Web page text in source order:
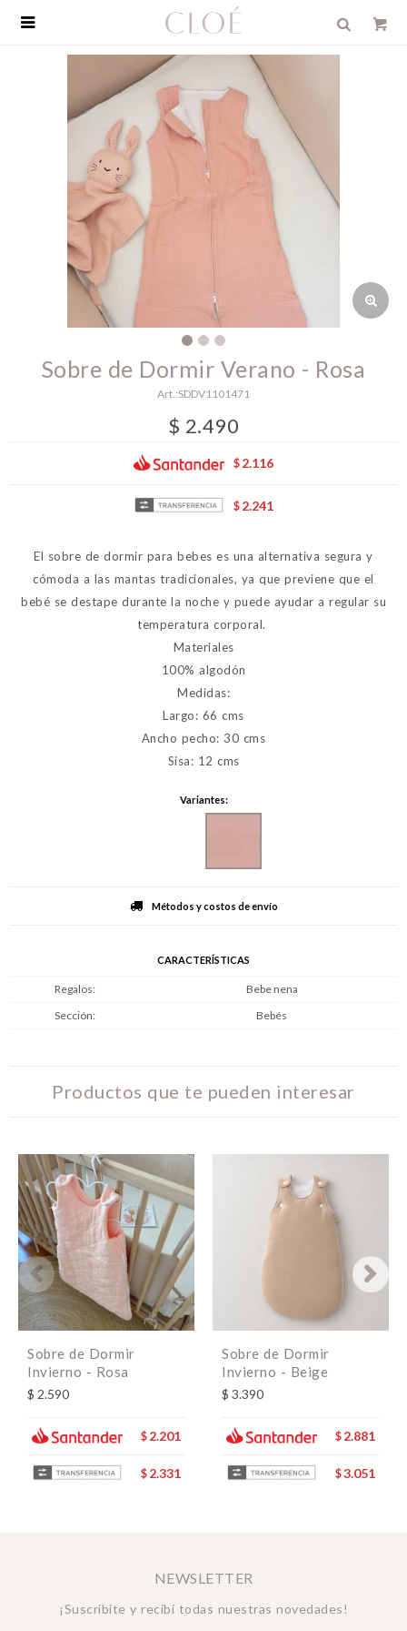

Sobre de Dormir Verano - Rosa
SDDV1101471
$ 2.490
$ 2.116
$ 2.241
El sobre de dormir para bebes es una alternativa segura y
cómoda a las mantas tradicionales, ya que previene que el
bebé se destape durante la noche y puede ayudar a regular su
temperatura corporal.
Materiales
100% algodón
Medidas:
Largo: 66 cms
Ancho pecho: 30 cms
Sisa: 12 cms
Variantes:
Métodos y costos de envío
CARACTERÍSTICAS
Regalos
Bebe nena
Sección
Bebés
Productos que te pueden interesar
Sobre de Dormir
Invierno - Rosa
$ 2.590
$ 2.201
$ 2.331
Sobre de Dormir
Invierno - Beige
$ 3.390
$ 2.881
$3.051
NEWSLETTER
¡Suscribite y recibí todas nuestras novedades!